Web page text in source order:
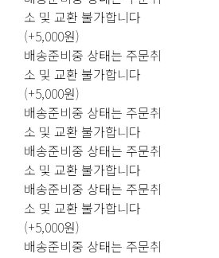
소 및 교환 불가합니다
(+5,000원)
배송준비중 상태는 주문취
소 및 교환 불가합니다
(+5,000원)
배송준비중 상태는 주문취
소 및 교환 불가합니다
배송준비중 상태는 주문취
소 및 교환 불가합니다
배송준비중 상태는 주문취
소 및 교환 불가합니다
(+5,000원)
배송준비중 상태는 주문취